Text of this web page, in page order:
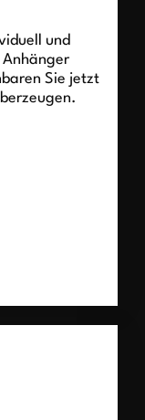
und
Anhänger
Sie jetzt